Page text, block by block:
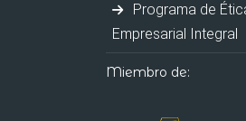
Programa de
Empresarial Integral
Miembro de: